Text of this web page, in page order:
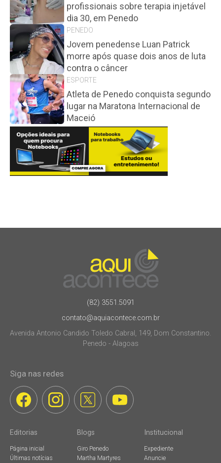
profissionais sobre terapia injetável
dia 30, em Penedo
PENEDO
Jovem penedense Luan Patrick
morre após quase dois anos de luta
contra o câncer
ESPORTE
Atleta de Penedo conquista segundo
lugar na Maratona Internacional de
Maceió
(82) 3551.5091
contato@aquiacontece.com.br
Avenida Antonio Candido Toledo Cabral, 149, Dom Constantino.
Penedo - Alagoas
Siga nas redes
Editorias
Página inicial
Últimas notícias
Blogs
Giro Penedo
Martha Martyres
Institucional
Expediente
Anuncie